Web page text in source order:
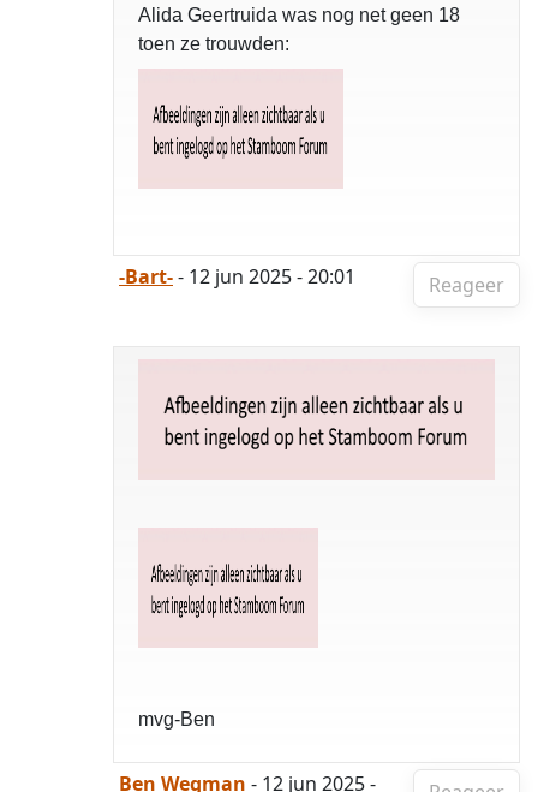
Alida Geertruida was nog net geen 18
toen ze trouwden:
Reageer
-Bart-- 12 jun 2025 - 20:01
mvg-Ben
Ben Wegman - 12 jun 2025 -